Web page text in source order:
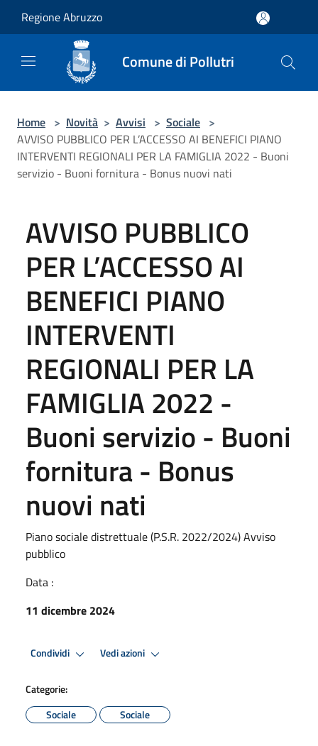
Regione Abruzzo
Comune di Pollutri
Home > Novità > Avvisi > Sociale >
AVVISO PUBBLICO PER L’ACCESSO AI BENEFICI PIANO
INTERVENTI REGIONALI PER LA FAMIGLIA 2022 - Buoni
servizio - Buoni fornitura - Bonus nuovi nati
AVVISO PUBBLICO
PER L’ACCESSO AI
BENEFICI PIANO
INTERVENTI
REGIONALI PER LA
FAMIGLIA 2022 -
Buoni servizio - Buoni
fornitura - Bonus
nuovi nati
Piano sociale distrettuale (P.S.R. 2022/2024) Avviso
pubblico
Data :
11 dicembre 2024
Condividi Vedi azioni
Categorie:
Sociale
Sociale